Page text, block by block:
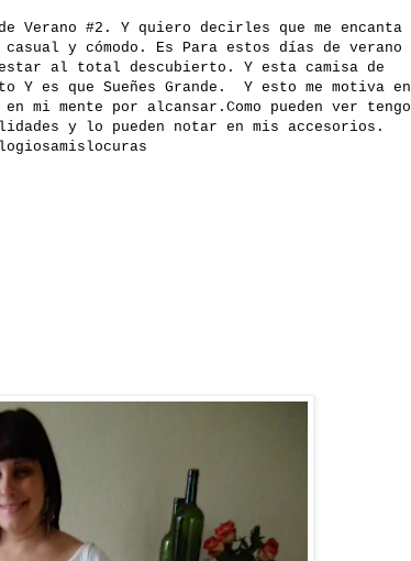
Verano #2. Y quiero decirles que me encanta
casual y cómodo. Es Para estos días de verano
al total descubierto. Y esta camisa de
Y es que Sueñes Grande. Y esto me motiva en
mi mente por alcansar.Como pueden ver tengo
y lo pueden notar en mis accesorios.